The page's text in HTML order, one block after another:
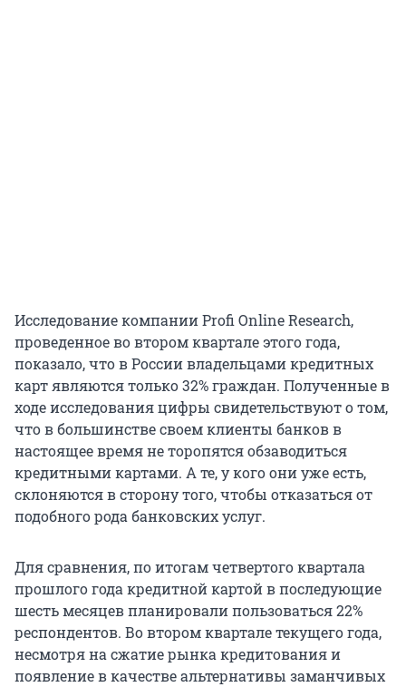
Исследование компании Profi Online Research,
проведенное во втором квартале этого года,
показало, что в России владельцами кредитных
карт являются только 32% граждан. Полученные в
ходе исследования цифры свидетельствуют о том,
что в большинстве своем клиенты банков в
настоящее время не торопятся обзаводиться
кредитными картами. А те, у кого они уже есть,
склоняются в сторону того, чтобы отказаться от
подобного рода банковских услуг.
Для сравнения, по итогам четвертого квартала
прошлого года кредитной картой в последующие
шесть месяцев планировали пользоваться 22%
респондентов. Во втором квартале текущего года,
несмотря на сжатие рынка кредитования и
появление в качестве альтернативы заманчивых